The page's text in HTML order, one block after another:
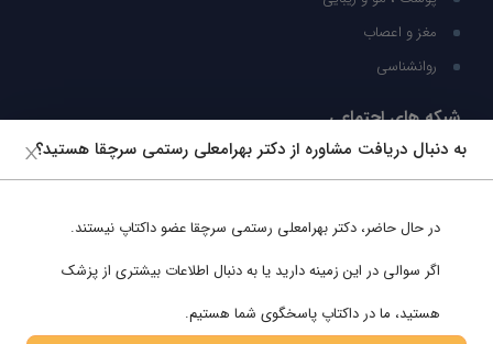
مغز و اعصاب
روانشناسی
شبکه های اجتماعی
ما را در شبکه های اجتماعی دنبال کنید
به دنبال دریافت مشاوره از دکتر بهرامعلی رستمی سرچقا هستید؟
در حال حاضر، دکتر بهرامعلی رستمی سرچقاعضو داکتاپ نیستند.
اگر سوالی در این زمینه دارید یا به دنبال اطلاعات بیشتری از پزشک
هستید، ما در داکتاپ پاسخگوی شما هستیم.